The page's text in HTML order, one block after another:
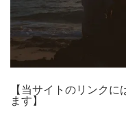
【当サイトのリンク
ます】